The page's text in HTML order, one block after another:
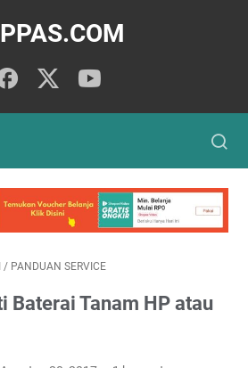
/ PANDUAN SERVICE
Baterai Tanam HP atau